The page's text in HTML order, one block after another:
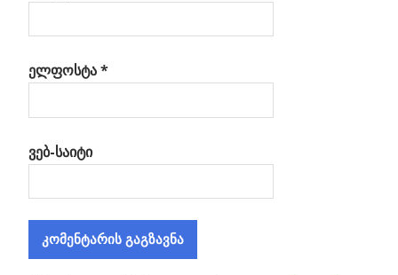
ელფოსტა*
ვებ-საიტი